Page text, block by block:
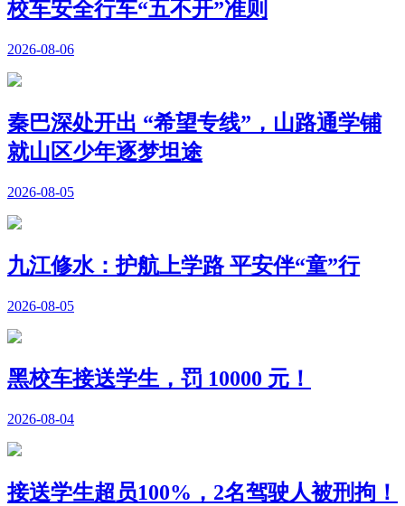
校车安全行车“五不开”准则
2026-08-06
秦巴深处开出 “希望专线”，山路通学铺
就山区少年逐梦坦途
2026-08-05
九江修水：护航上学路 平安伴“童”行
2026-08-05
黑校车接送学生，罚 10000 元！
2026-08-04
接送学生超员100%，2名驾驶人被刑拘！